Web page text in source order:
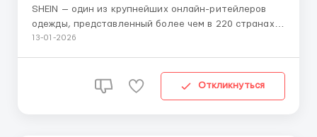
SHEIN — один из крупнейших онлайн-ритейлеров
одежды, представленный более чем в 220 странах и
регионах мира. Компания специализируется на
на рынках Европы, Америки, Австралии и Ближнего
13-01-2026
Откликнуться